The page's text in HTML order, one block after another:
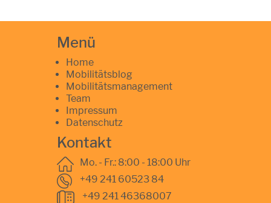
Menü
Home
Mobilitätsblog
Mobilitätsmanagement
Team
Impressum
Datenschutz
Kontakt
Mo. - Fr.: 8:00 - 18:00 Uhr
+49 241 60523 84
+49 241 46368007